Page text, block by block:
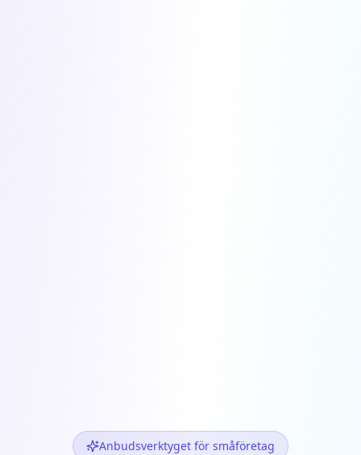
Anbudsverktyget för småföretag